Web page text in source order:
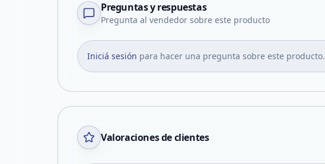
Preguntas y respuestas
Pregunta al vendedor sobre este producto
Iniciá sesión para hacer una pregunta sobre este producto.
Valoraciones de clientes